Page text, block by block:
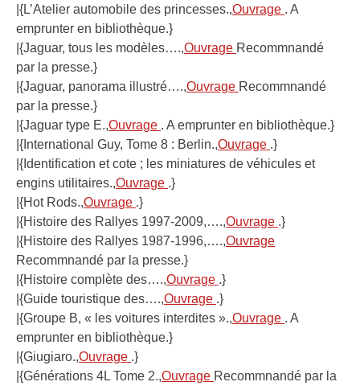
|{L’Atelier automobile des princesses.,Ouvrage . A
emprunter en bibliothèque.}
|{Jaguar, tous les modèles….,Ouvrage Recommnandé
par la presse.}
|{Jaguar, panorama illustré….,Ouvrage Recommnandé
par la presse.}
|{Jaguar type E.,Ouvrage . A emprunter en bibliothèque.}
|{International Guy, Tome 8 : Berlin.,Ouvrage .}
|{Identification et cote ; les miniatures de véhicules et
engins utilitaires.,Ouvrage .}
|{Hot Rods.,Ouvrage .}
|{Histoire des Rallyes 1997-2009,….,Ouvrage .}
|{Histoire des Rallyes 1987-1996,….,Ouvrage
Recommnandé par la presse.}
|{Histoire complète des….,Ouvrage .}
|{Guide touristique des….,Ouvrage .}
|{Groupe B, « les voitures interdites ».,Ouvrage . A
emprunter en bibliothèque.}
|{Giugiaro.,Ouvrage .}
|{Générations 4L Tome 2.,Ouvrage Recommnandé par la